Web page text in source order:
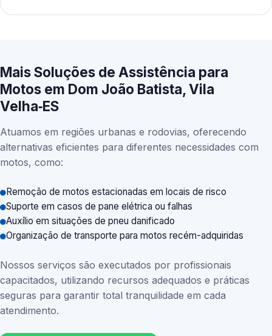
Mais Soluções de Assistência para
Motos em Dom João Batista, Vila
Velha‑ES
Atuamos em regiões urbanas e rodovias, oferecendo
alternativas eficientes para diferentes necessidades com
motos, como:
Remoção de motos estacionadas em locais de risco
Suporte em casos de pane elétrica ou falhas
Auxílio em situações de pneu danificado
Organização de transporte para motos recém-adquiridas
Nossos serviços são executados por profissionais
capacitados, utilizando recursos adequados e práticas
seguras para garantir total tranquilidade em cada
atendimento.